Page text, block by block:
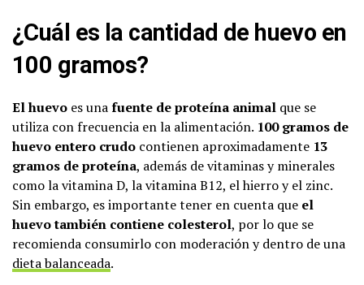
¿Cuál es la cantidad de huevo en
100 gramos?
El huevo es unafuente de proteína animal que se
utiliza con frecuencia en la alimentación. 100 gramos de
huevo entero crudo contienen aproximadamente 13
gramos de proteína, además de vitaminas y minerales
como la vitamina D, la vitamina B12, el hierro y el zinc.
Sin embargo, es importante tener en cuenta que el
huevo también contiene colesterol, por lo que se
recomienda consumirlo con moderación y dentro de una
dieta balanceada.